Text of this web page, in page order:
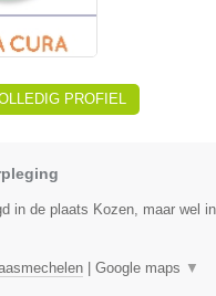
PROFIEL
in de plaats Kozen, maar wel
Google maps ▼